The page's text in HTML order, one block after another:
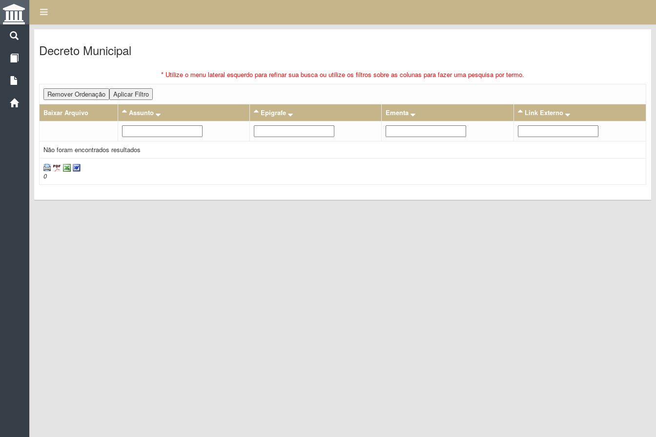
Decreto Municipal
* Utilize o menu lateral esquerdo para refinar sua busca ou utilize os filtros sobre as colunas para fazer uma pesquisa por termo.
Remover Ordenação
Aplicar Filtro
Baixar Arquivo
Assunto Epigrafe Ementa Link Externo
Não foram encontrados resultados
0